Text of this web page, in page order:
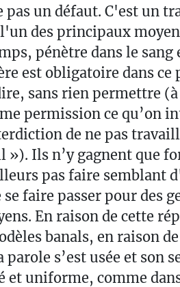
pas un défaut. C'est un
des principaux
pénètre dans le
est obligatoire dans ce
sans rien permettre
permission ce qu’on
de ne pas
»). Ils n’y gagnent que
pas faire semblant
faire passer pour des
En raison de cette
banals, en raison
parole s’est usée et son
et uniforme, comme